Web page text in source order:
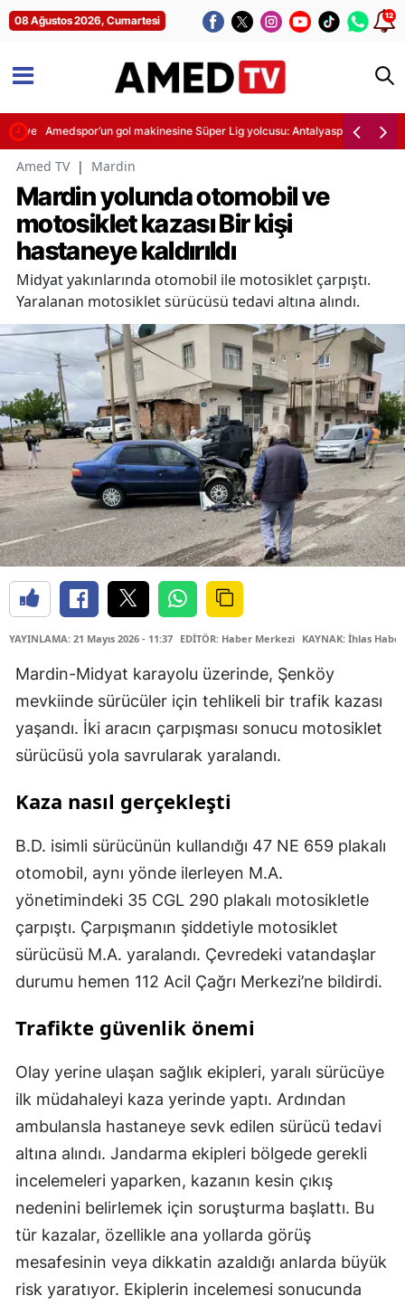
08 Ağustos 2026, Cumartesi 12
yer alacakAmedspor’un gol makinesine Süper Lig yolcusu: Antalyaspor’da Diagne
Amed TV | Mardin
Mardin yolunda otomobil ve
motosiklet kazası Bir kişi
hastaneye kaldırıldı
Midyat yakınlarında otomobil ile motosiklet çarpıştı.
Yaralanan motosiklet sürücüsü tedavi altına alındı.
YAYINLAMA: 21 Mayıs 2026 - 11:37 EDİTÖR: Haber Merkezi KAYNAK: İhlas
Mardin-Midyat karayolu üzerinde, Şenköy
mevkiinde sürücüler için tehlikeli bir trafik kazası
yaşandı. İki aracın çarpışması sonucu motosiklet
sürücüsü yola savrularak yaralandı.
Kaza nasıl gerçekleşti
B.D. isimli sürücünün kullandığı 47 NE 659 plakalı
otomobil, aynı yönde ilerleyen M.A.
yönetimindeki 35 CGL 290 plakalı motosikletle
çarpıştı. Çarpışmanın şiddetiyle motosiklet
sürücüsü M.A. yaralandı. Çevredeki vatandaşlar
durumu hemen 112 Acil Çağrı Merkezi’ne bildirdi.
Trafikte güvenlik önemi
Olay yerine ulaşan sağlık ekipleri, yaralı sürücüye
ilk müdahaleyi kaza yerinde yaptı. Ardından
ambulansla hastaneye sevk edilen sürücü tedavi
altına alındı. Jandarma ekipleri bölgede gerekli
incelemeleri yaparken, kazanın kesin çıkış
nedenini belirlemek için soruşturma başlattı. Bu
tür kazalar, özellikle ana yollarda görüş
mesafesinin veya dikkatin azaldığı anlarda büyük
risk yaratıyor. Ekiplerin incelemesi sonucunda